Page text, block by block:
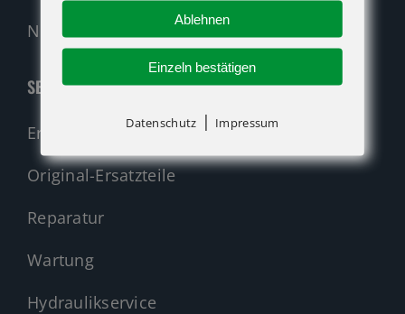
Nehmen Sie Kontakt auf!
SERVICE
Ersatzteil-Anfrage (alle Hersteller)
Original-Ersatzteile
Reparatur
Wartung
Hydraulikservice
Ablehnen
Einzeln bestätigen
Datenschutz | Impressum